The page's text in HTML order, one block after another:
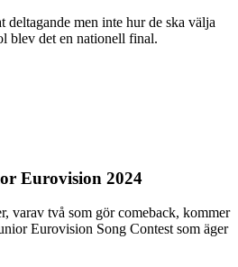
deltagande men inte hur de ska välja
blev det en nationell final.
Eurovision 2024
varav två som gör comeback, kommer
Eurovision Song Contest som äger